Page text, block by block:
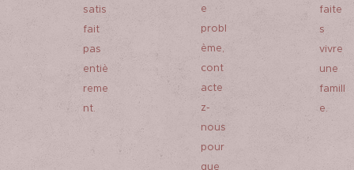
satis
fait
pas
entiè
reme
nt.
e
probl
ème,
cont
acte
z-
nous
pour
que
faite
s
vivre
une
famill
e.